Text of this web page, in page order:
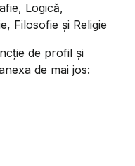
Logică,
Filosofie și Religie
de profil și
de mai jos: